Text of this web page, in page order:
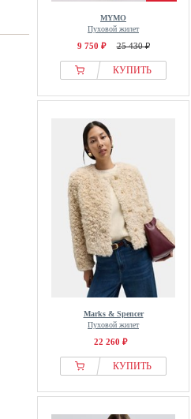
MYMO
Пуховой жилет
9 750 ₽ 25 430 ₽
КУПИТЬ
Marks & Spencer
Пуховой жилет
22 260 ₽
КУПИТЬ